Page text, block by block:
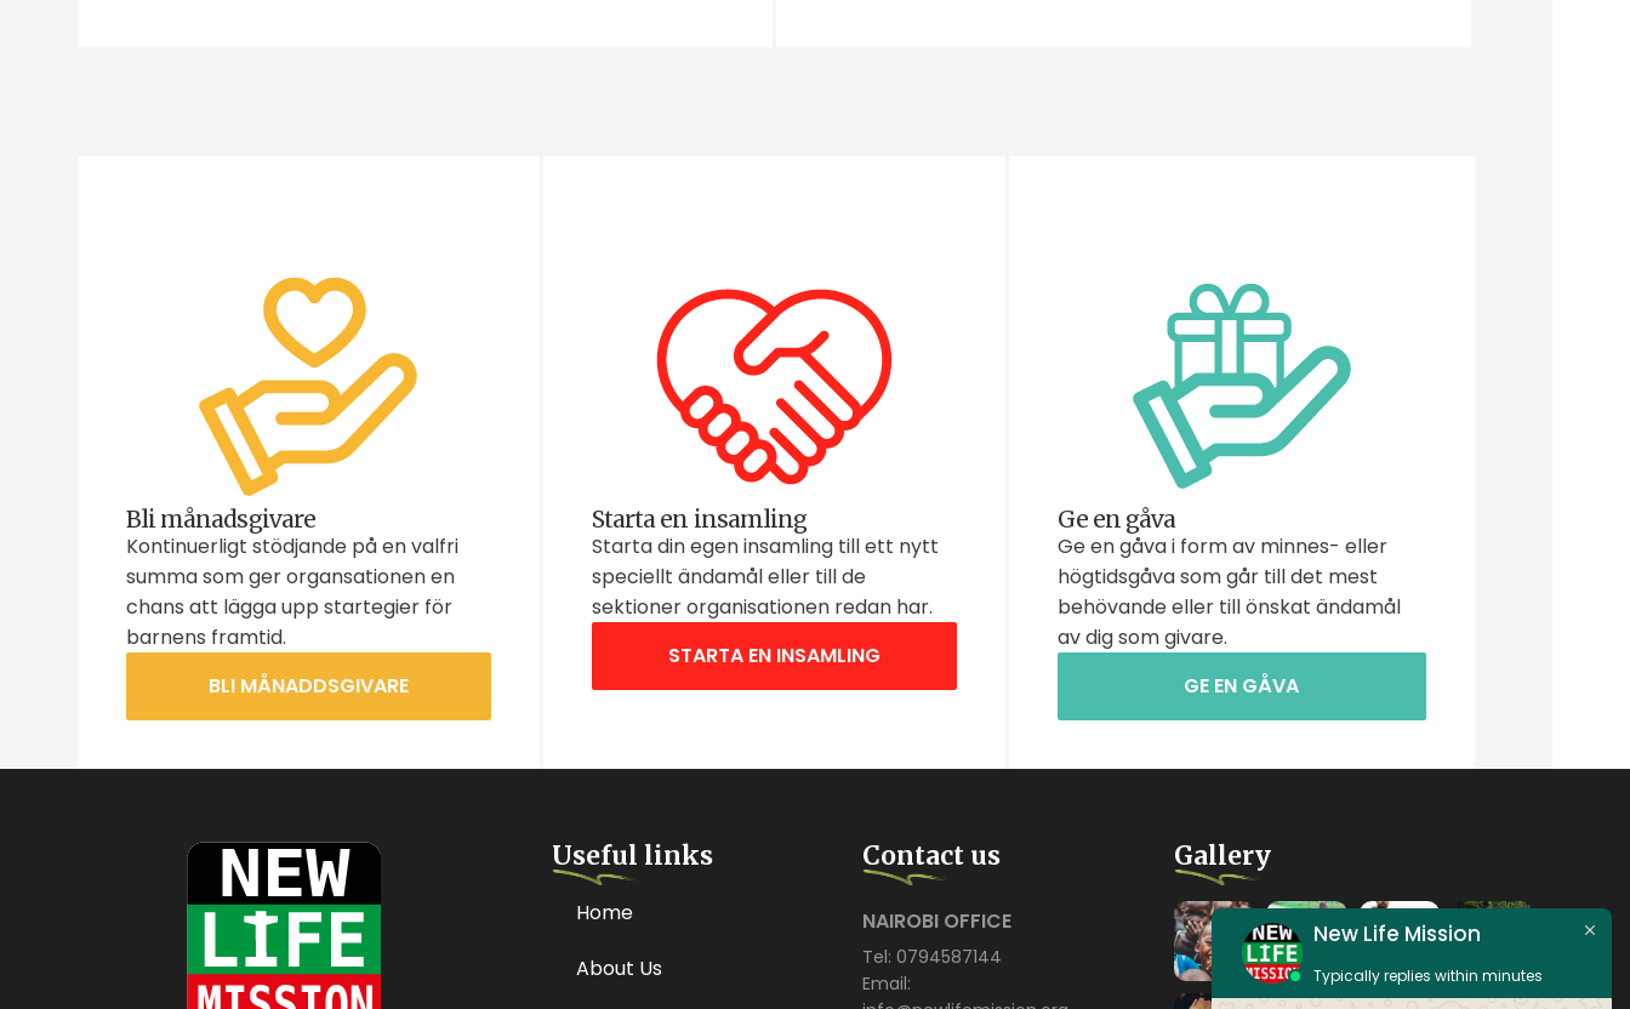
Bli månadsgivare
Kontinuerligt stödjande på en valfri
summa som ger organsationen en
chans att lägga upp startegier för
barnens framtid.
BLI MÅNADDSGIVARE
Starta en insamling
Starta din egen insamling till ett nytt
speciellt ändamål eller till de
sektioner organisationen redan har.
STARTA EN INSAMLING
Ge en gåva
Ge en gåva i form av minnes- eller
högtidsgåva som går till det mest
behövande eller till önskat ändamål
av dig som givare.
GE EN GÅVA
Useful links
Home
About Us
Contact us
NAIROBI OFFICE
Tel: 0794587144
Email:
Gallery
New Life Mission
Typically replies within minutes